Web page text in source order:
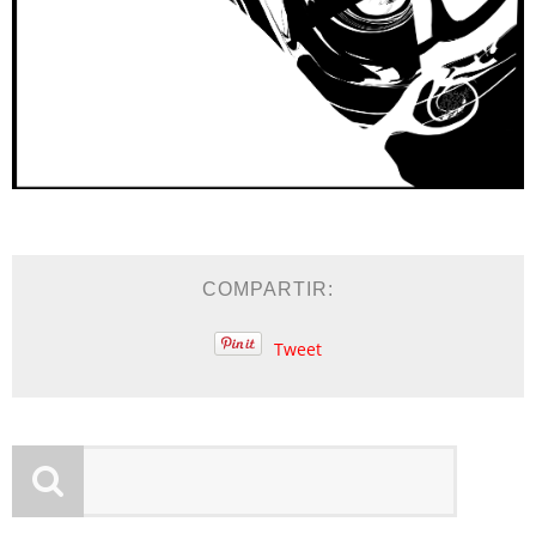
COMPARTIR:
Tweet